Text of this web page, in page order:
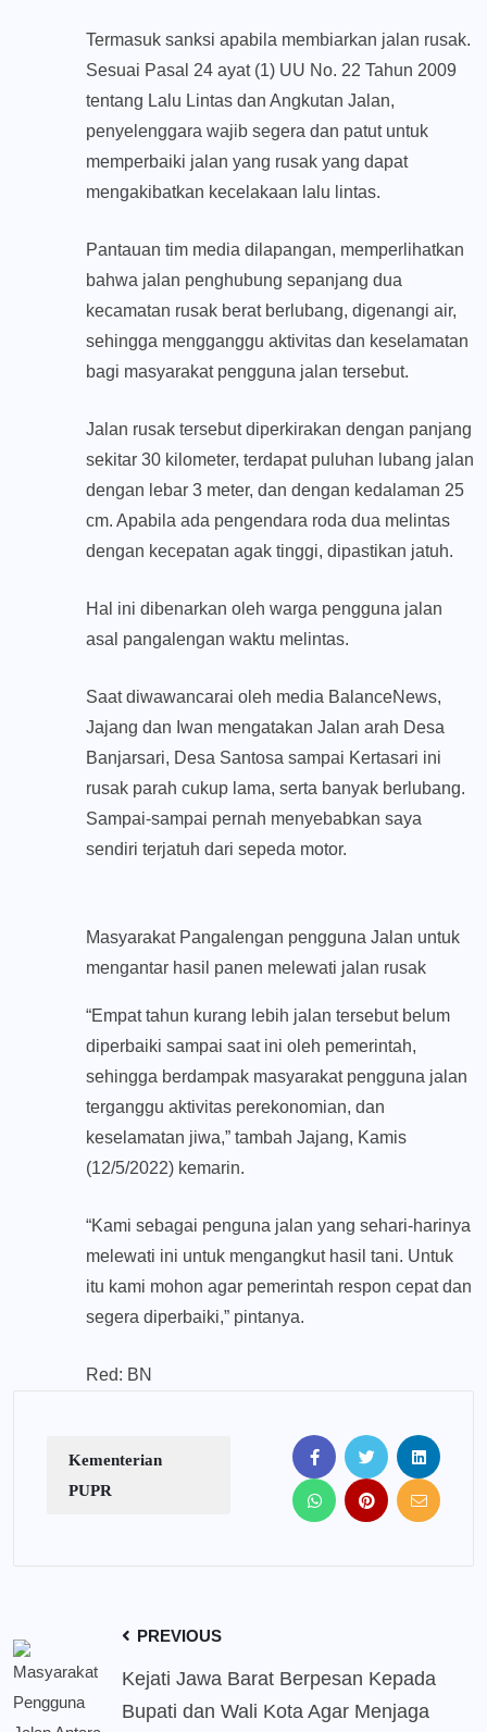
Termasuk sanksi apabila membiarkan jalan rusak.
Sesuai Pasal 24 ayat (1) UU No. 22 Tahun 2009
tentang Lalu Lintas dan Angkutan Jalan,
penyelenggara wajib segera dan patut untuk
memperbaiki jalan yang rusak yang dapat
mengakibatkan kecelakaan lalu lintas.
Pantauan tim media dilapangan, memperlihatkan
bahwa jalan penghubung sepanjang dua
kecamatan rusak berat berlubang, digenangi air,
sehingga mengganggu aktivitas dan keselamatan
bagi masyarakat pengguna jalan tersebut.
Jalan rusak tersebut diperkirakan dengan panjang
sekitar 30 kilometer, terdapat puluhan lubang jalan
dengan lebar 3 meter, dan dengan kedalaman 25
cm. Apabila ada pengendara roda dua melintas
dengan kecepatan agak tinggi, dipastikan jatuh.
Hal ini dibenarkan oleh warga pengguna jalan
asal pangalengan waktu melintas.
Saat diwawancarai oleh media BalanceNews,
Jajang dan Iwan mengatakan Jalan arah Desa
Banjarsari, Desa Santosa sampai Kertasari ini
rusak parah cukup lama, serta banyak berlubang.
Sampai-sampai pernah menyebabkan saya
sendiri terjatuh dari sepeda motor.
Masyarakat Pangalengan pengguna Jalan untuk
mengantar hasil panen melewati jalan rusak
“Empat tahun kurang lebih jalan tersebut belum
diperbaiki sampai saat ini oleh pemerintah,
sehingga berdampak masyarakat pengguna jalan
terganggu aktivitas perekonomian, dan
keselamatan jiwa,” tambah Jajang, Kamis
(12/5/2022) kemarin.
“Kami sebagai penguna jalan yang sehari-harinya
melewati ini untuk mengangkut hasil tani. Untuk
itu kami mohon agar pemerintah respon cepat dan
segera diperbaiki,” pintanya.
Red: BN
Kementerian
PUPR
PREVIOUS
Kejati Jawa Barat Berpesan Kepada
Bupati dan Wali Kota Agar Menjaga